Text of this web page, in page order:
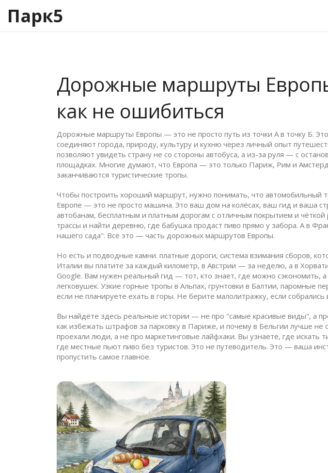
Парк5
Дорожные маршруты
как не ошибиться
Дорожные маршруты Европы — это не просто путь из точки А в точку Б. Это
соединяют города, природу, культуру и кухню через личный опыт
позволяют увидеть страну не со стороны автобуса, а из-за руля — с
площадках. Многие думают, что Европа — это только Париж, Рим и
заканчиваются туристические тропы.
Чтобы построить хороший маршрут, нужно понимать, что автомобильный
Европе — это не просто машина. Это ваш дом на колёсах, ваш гид и ваша
автобанам, бесплатным и платным дорогам с отличным покрытием и чёткой
трассы и найти деревню, где бабушка продаст пиво прямо у забора. А в
нашего сада". Всё это — часть дорожных маршрутов Европы.
Но есть и подводные камни. платные дороги, система взимания сборов,
Италии вы платите за каждый километр, в Австрии — за неделю, а в
Google. Вам нужен реальный гид — тот, кто знает, где можно сэкономить,
легковушек. Узкие горные тропы в Альпах, грунтовки в Балтии, паромные
если не планируете ехать в горы. Не берите малолитражку, если
Вы найдёте здесь реальные истории — не про "самые красивые виды", а
как избежать штрафов за парковку в Париже, и почему в Бельгии лучше
проехали люди, а не про маркетинговые лайфхаки. Вы узнаете, где искать
где местные пьют пиво без туристов. Это не путеводитель. Это — ваша
пропустить самое главное.